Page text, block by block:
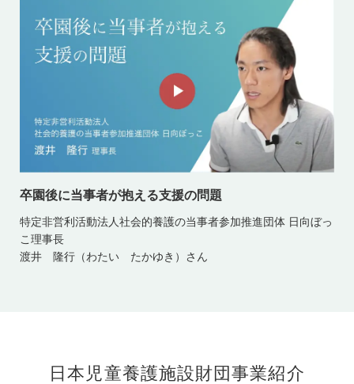
卒園後に当事者が抱える支援の問題
特定非営利活動法人社会的養護の当事者参加推進団体 日向ぼっ
こ理事長
渡井 隆行（わたい たかゆき）さん
日本児童養護施設財団事業紹介